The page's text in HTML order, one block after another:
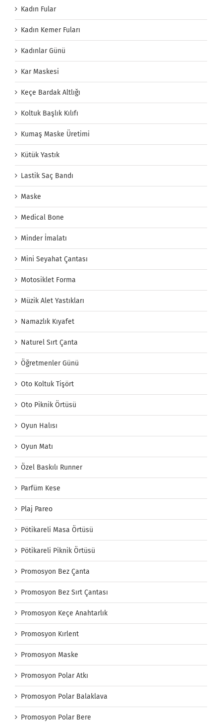
Kadın Fular
Kadın Kemer Fuları
Kadınlar Günü
Kar Maskesi
Keçe Bardak Altlığı
Koltuk Başlık Kılıfı
Kumaş Maske Üretimi
Kütük Yastık
Lastik Saç Bandı
Maske
Medical Bone
Minder İmalatı
Mini Seyahat Çantası
Motosiklet Forma
Müzik Alet Yastıkları
Namazlık Kıyafet
Naturel Sırt Çanta
Öğretmenler Günü
Oto Koltuk Tişört
Oto Piknik Örtüsü
Oyun Halısı
Oyun Matı
Özel Baskılı Runner
Parfüm Kese
Plaj Pareo
Pötikareli Masa Örtüsü
Pötikareli Piknik Örtüsü
Promosyon Bez Çanta
Promosyon Bez Sırt Çantası
Promosyon Keçe Anahtarlık
Promosyon Kırlent
Promosyon Maske
Promosyon Polar Atkı
Promosyon Polar Balaklava
Promosyon Polar Bere